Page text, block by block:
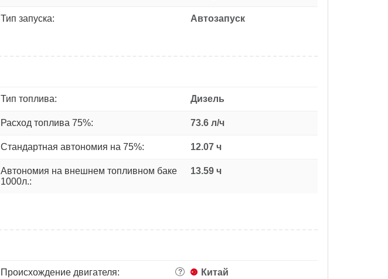
Тип запуска: Автозапуск
Тип топлива: Дизель
Расход топлива 75%: 73.6 л/ч
Стандартная автономия на 75%: 12.07 ч
Автономия на внешнем топливном баке
1000л.:
13.59 ч
Происхождение двигателя: ? Китай